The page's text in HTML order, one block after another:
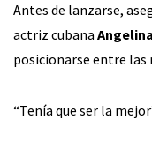
Antes de lanzarse,
actriz cubana
posicionarse entre las
“Tenía que ser la